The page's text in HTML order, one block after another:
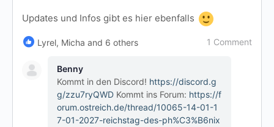
Updates und Infos gibt es hier ebenfalls
Lyrel, Micha and 6 others 1 Comment
Benny
Kommt in den Discord! https://discord.g
g/zzu7ryQWD Kommt ins Forum: https://f
orum.ostreich.de/thread/10065-14-01-1
7-01-2027-reichstag-des-ph%C3%B6nix